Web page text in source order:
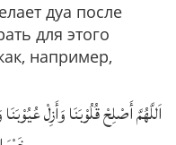
дуа после
для этого
например,
اَللَّهُمَّ أَصْلِحْ قُلُوْبَنَا وَأَزِلْ